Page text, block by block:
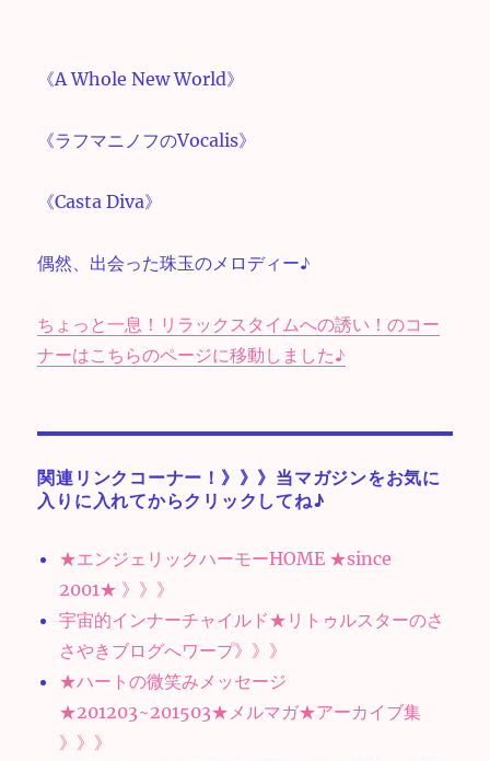
《A Whole New World》
《ラフマニノフのVocalis》
《Casta Diva》
偶然、出会った珠玉のメロディー♪
ちょっと一息！リラックスタイムへの誘い！のコー
ナーはこちらのページに移動しました♪
関連リンクコーナー！》》》当マガジンをお気に
入りに入れてからクリックしてね♪
★エンジェリックハーモーHOME ★since
2001★ 》》》
宇宙的インナーチャイルド★リトゥルスターのさ
さやきブログへワープ》》》
★ハートの微笑みメッセージ
★201203~201503★メルマガ★アーカイブ集
》》》